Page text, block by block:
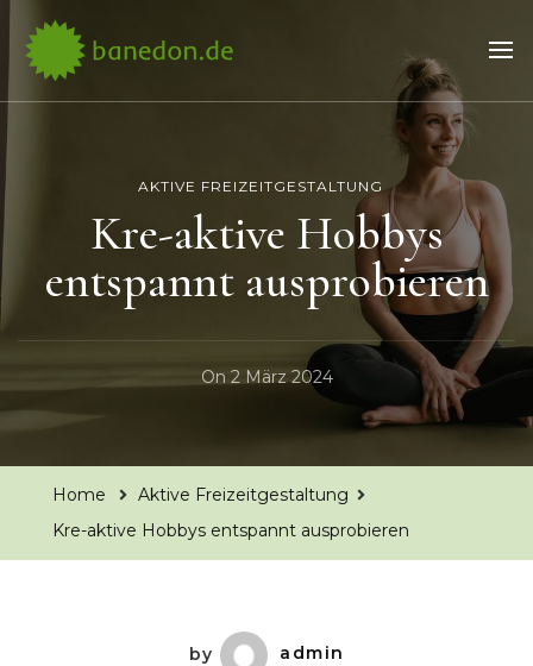
Banedon.de
die coolsten Hobbys und Freizeitaktivitäten
AKTIVE FREIZEITGESTALTUNG
Kre-aktive Hobbys
entspannt ausprobieren
On 2 März 2024
Home
Aktive Freizeitgestaltung
Kre-aktive Hobbys entspannt ausprobieren
by admin